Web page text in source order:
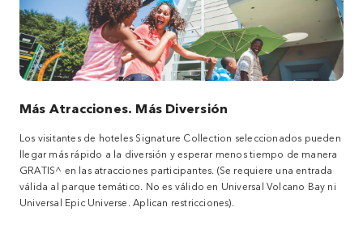
Más Atracciones. Más Diversión
Los visitantes de hoteles Signature Collection seleccionados pueden
llegar más rápido a la diversión y esperar menos tiempo de manera
GRATIS^ en las atracciones participantes. (Se requiere una entrada
válida al parque temático. No es válido en Universal Volcano Bay ni
Universal Epic Universe. Aplican restricciones).